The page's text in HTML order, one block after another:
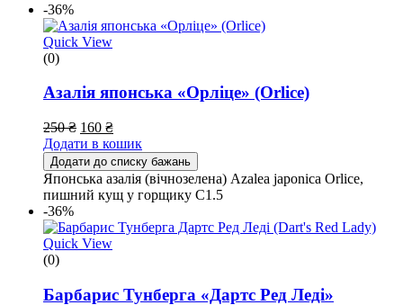
-36%
Quick View
(0)
Азалія японська «Орліце» (Orlice)
250₴ 160 ₴
Додати в кошик
Додати до списку бажань
Японська азалія (вічнозелена) Azalea japonica Orlice,
пишний кущ у горщику С1.5
-36%
Quick View
(0)
Барбарис Тунберга «Дартс Ред Леді»